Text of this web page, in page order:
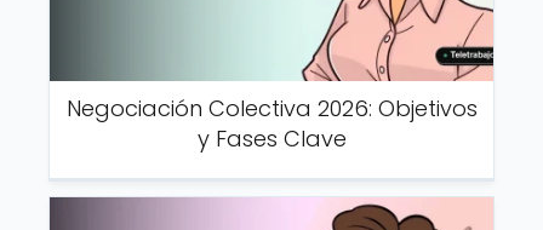
Negociación Colectiva 2026: Objetivos
y Fases Clave